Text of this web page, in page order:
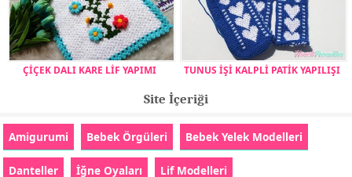
ÇİÇEK DALI KARE LİF YAPIMI TUNUS İŞİ KALPLİ PATİK YAPILIŞI
Site İçeriği
Amigurumi Bebek Örgüleri Bebek Yelek Modelleri
Danteller İğne Oyaları Lif Modelleri